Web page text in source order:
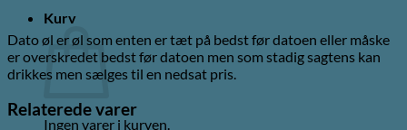
Kurv
Ingen varer i kurven.
Dato øl er øl som enten er tæt på bedst før datoen eller måske
er overskredet bedst før datoen men som stadig sagtens kan
drikkes men sælges til en nedsat pris.
Relaterede varer